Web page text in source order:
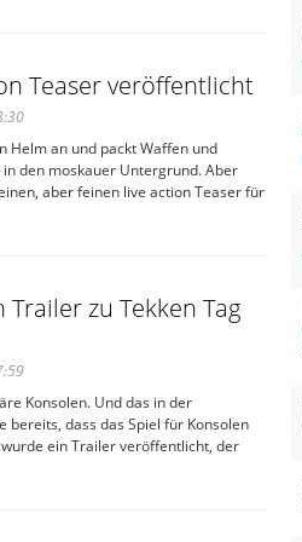
Teaser veröffentlicht
Helm an und packt Waffen und
den moskauer Untergrund. Aber
aber feinen live action Teaser für
zu Tekken Tag
Konsolen. Und das in der
dass das Spiel für Konsolen
ein Trailer veröffentlicht, der